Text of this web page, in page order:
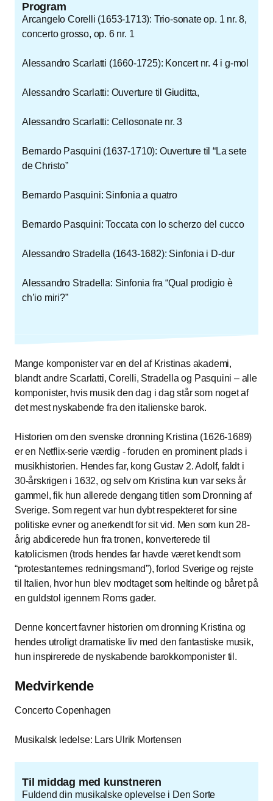
Program
Arcangelo Corelli (1653-1713): Trio-sonate op. 1 nr. 8,
concerto grosso, op. 6 nr. 1
Alessandro Scarlatti (1660-1725): Koncert nr. 4 i g-mol
Alessandro Scarlatti: Ouverture til Giuditta,
Alessandro Scarlatti: Cellosonate nr. 3
Bernardo Pasquini (1637-1710): Ouverture til “La sete
de Christo”
Bernardo Pasquini: Sinfonia a quatro
Bernardo Pasquini: Toccata con lo scherzo del cucco
Alessandro Stradella (1643-1682): Sinfonia i D-dur
Alessandro Stradella: Sinfonia fra “Qual prodigio è
ch’io miri?”
Mange komponister var en del af Kristinas akademi,
blandt andre Scarlatti, Corelli, Stradella og Pasquini – alle
komponister, hvis musik den dag i dag står som noget af
det mest nyskabende fra den italienske barok.
Historien om den svenske dronning Kristina (1626-1689)
er en Netflix-serie værdig - foruden en prominent plads i
musikhistorien. Hendes far, kong Gustav 2. Adolf, faldt i
30-årskrigen i 1632, og selv om Kristina kun var seks år
gammel, fik hun allerede dengang titlen som Dronning af
Sverige. Som regent var hun dybt respekteret for sine
politiske evner og anerkendt for sit vid. Men som kun 28-
årig abdicerede hun fra tronen, konverterede til
katolicismen (trods hendes far havde været kendt som
“protestanternes redningsmand”), forlod Sverige og rejste
til Italien, hvor hun blev modtaget som heltinde og båret på
en guldstol igennem Roms gader.
Denne koncert favner historien om dronning Kristina og
hendes utroligt dramatiske liv med den fantastiske musik,
hun inspirerede de nyskabende barokkomponister til.
Medvirkende
Concerto Copenhagen
Musikalsk ledelse: Lars Ulrik Mortensen
Til middag med kunstneren
Fuldend din musikalske oplevelse i Den Sorte